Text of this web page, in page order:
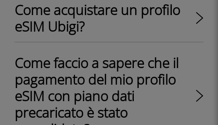
Come acquistare un profilo
eSIM Ubigi?
Come faccio a sapere che il
pagamento del mio profilo
eSIM con piano dati
precaricato è stato